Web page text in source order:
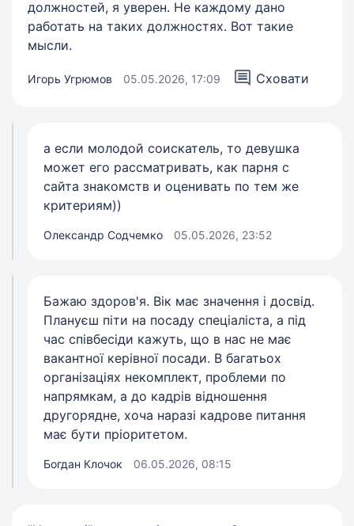
должностей, я уверен. Не каждому дано
работать на таких должностях. Вот такие
мысли.
Игорь Угрюмов 05.05.2026, 17:09 Сховати
а если молодой соискатель, то девушка
может его рассматривать, как парня с
сайта знакомств и оценивать по тем же
критериям))
Олександр Содчемко 05.05.2026, 23:52
Бажаю здоров'я. Вік має значення і досвід.
Плануєш піти на посаду спеціаліста, а під
час співбесіди кажуть, що в нас не має
вакантної керівної посади. В багатьох
організаціях некомплект, проблеми по
напрямкам, а до кадрів відношення
другорядне, хоча наразі кадрове питання
має бути пріоритетом.
Богдан Клочок 06.05.2026, 08:15